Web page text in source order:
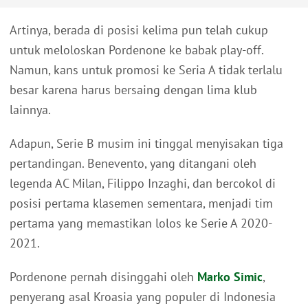
Artinya, berada di posisi kelima pun telah cukup
untuk meloloskan Pordenone ke babak play-off.
Namun, kans untuk promosi ke Seria A tidak terlalu
besar karena harus bersaing dengan lima klub
lainnya.
Adapun, Serie B musim ini tinggal menyisakan tiga
pertandingan. Benevento, yang ditangani oleh
legenda AC Milan, Filippo Inzaghi, dan bercokol di
posisi pertama klasemen sementara, menjadi tim
pertama yang memastikan lolos ke Serie A 2020-
2021.
Pordenone pernah disinggahi oleh Marko Simic,
penyerang asal Kroasia yang populer di Indonesia